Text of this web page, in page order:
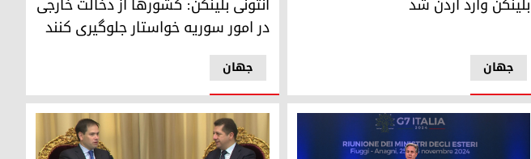
جهان جهان
در امور سوریه خواستار جلوگیری کنند